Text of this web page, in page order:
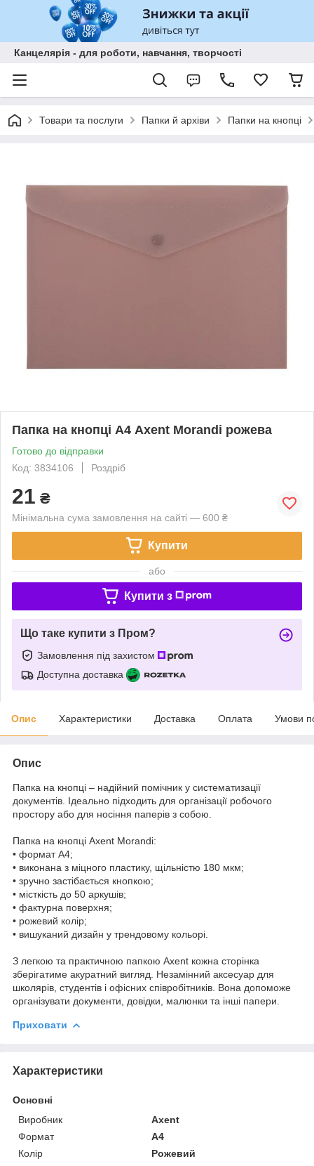
Канцелярія - для роботи, навчання, творчості
Товари та послуги Папки й архіви Папки на кнопці
Папка на кнопці А4 Axent Morandi рожева
Готово до відправки
Код: 3834106
Роздріб
21 ₴
Мінімальна сума замовлення на сайті — 600 ₴
Купити
або
Купити з
Що таке купити з Пром?
Замовлення під захистом
Доступна доставка
Опис Характеристики Доставка Оплата Умови
Опис
Папка на кнопці – надійний помічник у систематизації
документів. Ідеально підходить для організації робочого
простору або для носіння паперів з собою.
Папка на кнопці Axent Morandi:
• формат А4;
• виконана з міцного пластику, щільністю 180 мкм;
• зручно застібається кнопкою;
• місткість до 50 аркушів;
• фактурна поверхня;
• рожевий колір;
• вишуканий дизайн у трендовому кольорі.
З легкою та практичною папкою Axent кожна сторінка
зберігатиме акуратний вигляд. Незамінний аксесуар для
школярів, студентів і офісних співробітників. Вона допоможе
організувати документи, довідки, малюнки та інші папери.
Приховати
Характеристики
Основні
Виробник
Axent
Формат
A4
Колір
Рожевий